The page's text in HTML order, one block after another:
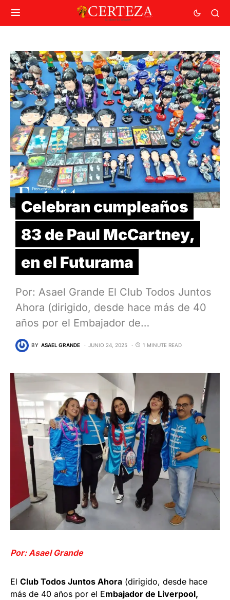
Celebran cumpleaños
83 de Paul McCartney,
en el Futurama
Por: Asael Grande El Club Todos Juntos
Ahora (dirigido, desde hace más de 40
años por el Embajador de…
BY ASAEL GRANDE JUNIO 24, 2025 1 MINUTE READ
Por: Asael Grande
El Club Todos Juntos Ahora (dirigido, desde hace
más de 40 años por el Embajador de Liverpool,